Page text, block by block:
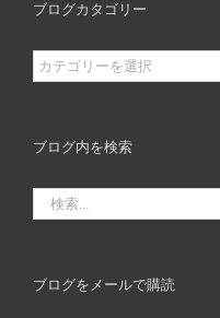
ブログカタゴリー
ブ
ロ
カ
ゴ
リ
ブログ内を検索
索
ブログをメールで購読